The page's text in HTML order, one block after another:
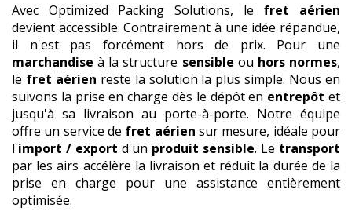
Avec Optimized Packing Solutions, le fret
aérien
devient accessible. Contrairement à une idée répandue,
il n'est pas forcément hors de prix. Pour une
marchandise à la structure sensible ou hors normes,
le fret aérien reste la solution la plus simple. Nous en
suivons la prise en charge dès le dépôt en entrepôt et
jusqu'à sa livraison au porte-à-porte. Notre équipe
offre un service de fret aériensur mesure, idéale pour
l'import / export d'un produit sensible. Le transport
par les airs accélère la livraison et réduit la durée de la
prise en charge pour une assistance entièrement
optimisée.